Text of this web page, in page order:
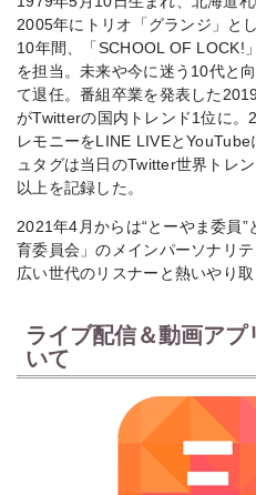
2005年にトリオ「グランジ」と
10年間、「SCHOOL OF LOCK!
を担当。未来や今に迷う10代と
て退任。番組卒業を発表した
がTwitterの国内トレンド1位に
レモニーをLINE LIVEと
ュタグは当日のTwitter世界トレ
以上を記録した。
2021年4月からは“とーやま委員
育委員会」のメインパーソナリ
広い世代のリスナーと熱いやり取
ライブ配信＆動画ア
いて